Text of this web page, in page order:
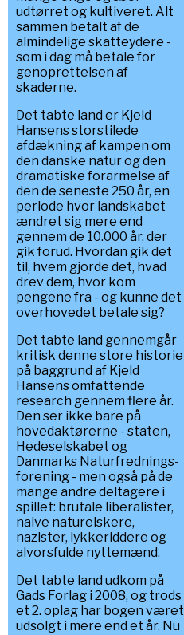
udtørret og kultiveret. Alt
sammen betalt af de
almindelige skatteydere -
som i dag må betale for
genoprettelsen af
skaderne.
Det tabte land er Kjeld
Hansens storstilede
afdækning af kampen om
den danske natur og den
dramatiske forarmelse af
den de seneste 250 år, en
periode hvor landskabet
ændret sig mere end
gennem de 10.000 år, der
gik forud. Hvordan gik det
til, hvem gjorde det, hvad
drev dem, hvor kom
pengene fra - og kunne det
overhovedet betale sig?
Det tabte land gennemgår
kritisk denne store historie
på baggrund af Kjeld
Hansens omfattende
research gennem flere år.
Den ser ikke bare på
hovedaktørerne - staten,
Hedeselskabet og
Danmarks Naturfrednings-
forening - men også på de
mange andre deltagere i
spillet: brutale liberalister,
naive naturelskere,
nazister, lykkeriddere og
alvorsfulde nyttemænd.
Det tabte land udkom på
Gads Forlag i 2008, og trods
et 2. oplag har bogen været
udsolgt i mere end et år. Nu